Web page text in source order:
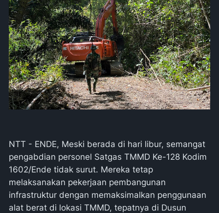
NTT - ENDE, Meski berada di hari libur, semangat
pengabdian personel Satgas TMMD Ke-128 Kodim
1602/Ende tidak surut. Mereka tetap
melaksanakan pekerjaan pembangunan
infrastruktur dengan memaksimalkan penggunaan
alat berat di lokasi TMMD, tepatnya di Dusun